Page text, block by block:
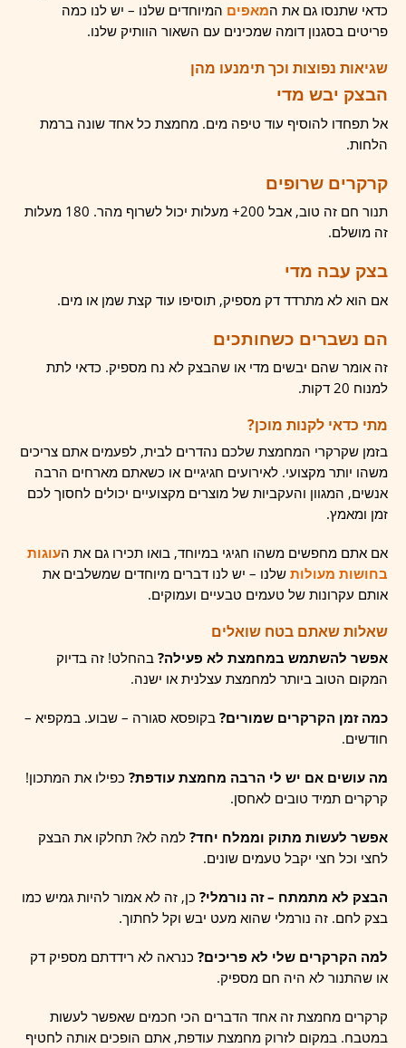
כדאי שתנסו גם את המאפים המיוחדים שלנו – יש לנו כמה
פריטים בסגנון דומה שמכינים עם השאור הוותיק שלנו.
שגיאות נפוצות וכך תימנעו מהן
הבצק יבש מדי
אל תפחדו להוסיף עוד טיפה מים. מחמצת כל אחד שונה ברמת
הלחות.
קרקרים שרופים
תנור חם זה טוב, אבל 200+ מעלות יכול לשרוף מהר. 180 מעלות
זה מושלם.
בצק עבה מדי
אם הוא לא מתרדד דק מספיק, תוסיפו עוד קצת שמן או מים.
הם נשברים כשחותכים
זה אומר שהם יבשים מדי או שהבצק לא נח מספיק. כדאי לתת
למנוח 20 דקות.
מתי כדאי לקנות מוכן?
בזמן שקרקרי המחמצת שלכם נהדרים לבית, לפעמים אתם צריכים
משהו יותר מקצועי. לאירועים חגיגיים או כשאתם מארחים הרבה
אנשים, המגוון והעקביות של מוצרים מקצועיים יכולים לחסוך לכם
זמן ומאמץ.
אם אתם מחפשים משהו חגיגי במיוחד, בואו תכירו גם את העוגות
בחושות מעולות שלנו – יש לנו דברים מיוחדים שמשלבים את
אותם עקרונות של טעמים טבעיים ועמוקים.
שאלות שאתם בטח שואלים
אפשר להשתמש במחמצת לא פעילה? בהחלט! זה בדיוק
המקום הטוב ביותר למחמצת עצלנית או ישנה.
כמה זמן הקרקרים שמורים? בקופסא סגורה – שבוע. במקפיא –
חודשים.
מה עושים אם יש לי הרבה מחמצת עודפת? כפילו את המתכון!
קרקרים תמיד טובים לאחסן.
אפשר לעשות מתוק וממלח יחד? למה לא? תחלקו את הבצק
לחצי וכל חצי יקבל טעמים שונים.
הבצק לא מתמתח – זה נורמלי? כן, זה לא אמור להיות גמיש כמו
בצק לחם. זה נורמלי שהוא מעט יבש וקל לחתוך.
למה הקרקרים שלי לא פריכים? כנראה לא רידדתם מספיק דק
או שהתנור לא היה חם מספיק.
קרקרים מחמצת זה אחד הדברים הכי חכמים שאפשר לעשות
במטבח. במקום לזרוק מחמצת עודפת, אתם הופכים אותה לחטיף